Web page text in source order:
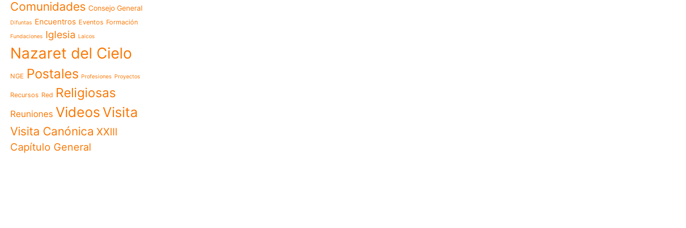
Comunidades Consejo General
Difuntas Encuentros Eventos Formación
Fundaciones Iglesia Laicos
Nazaret del Cielo
NGE Postales Profesiones Proyectos
Recursos Red Religiosas
Reuniones Videos Visita
Visita Canónica XXIII
Capítulo General